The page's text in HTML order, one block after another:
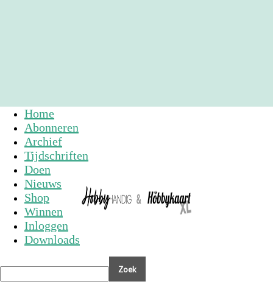
Home
Abonneren
Archief
Tijdschriften
Doen
Nieuws
Shop
Winnen
Inloggen
Downloads